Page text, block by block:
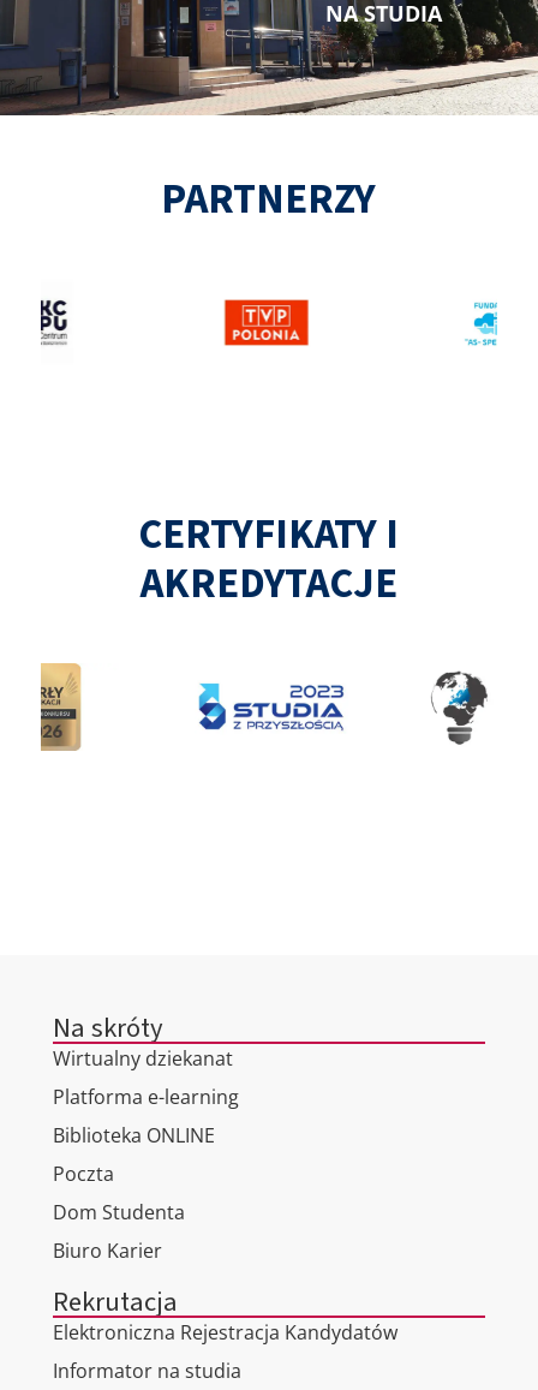
NA STUDIA
PARTNERZY
CERTYFIKATY I
AKREDYTACJE
Na skróty
Wirtualny dziekanat
Platforma e-learning
Biblioteka ONLINE
Poczta
Dom Studenta
Biuro Karier
Rekrutacja
Elektroniczna Rejestracja Kandydatów
Informator na studia